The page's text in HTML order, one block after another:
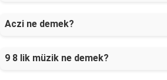
Aczi ne demek?
9 8 lik müzik ne demek?